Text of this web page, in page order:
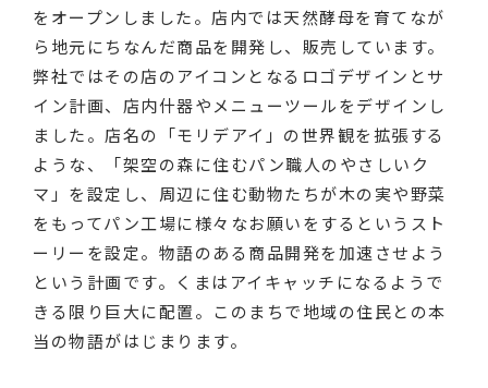
Service
Contact
Recruit
Category
カテゴリ別
VI/Logos Graphics
Signage
Exhibition/Space
Motion graphics
Characters
Packaging
Web/Digital contents
をオープンしました。店内では天然酵母を育てなが
ら地元にちなんだ商品を開発し、販売しています。
弊社ではその店のアイコンとなるロゴデザインとサ
イン計画、店内什器やメニューツールをデザインし
ました。店名の「モリデアイ」の世界観を拡張する
ような、「架空の森に住むパン職人のやさしいク
マ」を設定し、周辺に住む動物たちが木の実や野菜
をもってパン工場に様々なお願いをするというスト
ーリーを設定。物語のある商品開発を加速させよう
という計画です。くまはアイキャッチになるようで
きる限り巨大に配置。このまちで地域の住民との本
当の物語がはじまります。